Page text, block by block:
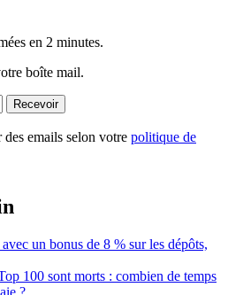
en 2 minutes.
boîte mail.
Recevoir
emails selon votre politique de
un bonus de 8 % sur les dépôts,
100 sont morts : combien de temps